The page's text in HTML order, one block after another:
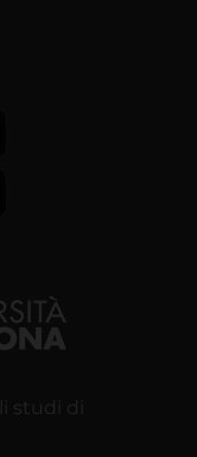
studi di